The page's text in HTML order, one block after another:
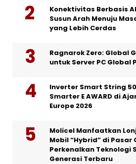
Konektivitas Berbasis
Susun Arah Menuju
yang Lebih Cerdas
Ragnarok Zero: Global
untuk Server PC Global
Inverter Smart String
Smarter E AWARD di
Europe 2026
Molicel Manfaatkan
Mobil “Hybrid” di Pasar
Perkenalkan Teknologi
Generasi Terbaru